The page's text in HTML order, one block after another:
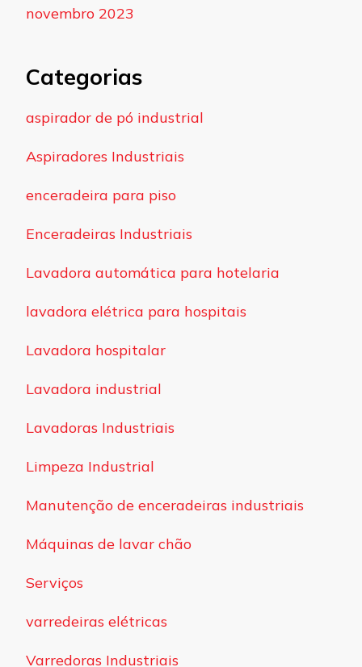
novembro 2023
Categorias
aspirador de pó industrial
Aspiradores Industriais
enceradeira para piso
Enceradeiras Industriais
Lavadora automática para hotelaria
lavadora elétrica para hospitais
Lavadora hospitalar
Lavadora industrial
Lavadoras Industriais
Limpeza Industrial
Manutenção de enceradeiras industriais
Máquinas de lavar chão
Serviços
varredeiras elétricas
Varredoras Industriais